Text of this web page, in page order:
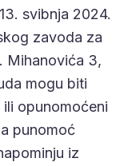
svibnja 2024.
zavoda za
Mihanovića 3,
mogu biti
opunomoćeni
punomoć
iz